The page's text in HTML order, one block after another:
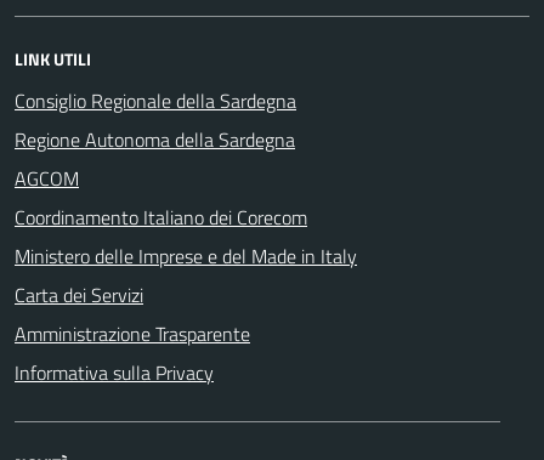
LINK UTILI
Consiglio Regionale della Sardegna
Regione Autonoma della Sardegna
AGCOM
Coordinamento Italiano dei Corecom
Ministero delle Imprese e del Made in Italy
Carta dei Servizi
Amministrazione Trasparente
Informativa sulla Privacy